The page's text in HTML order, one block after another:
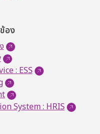
อง
: ESS
System : HRIS